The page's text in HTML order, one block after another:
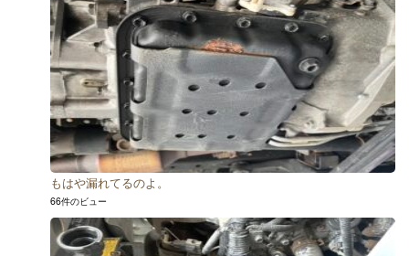
もはや漏れてるのよ。
66件のビュー